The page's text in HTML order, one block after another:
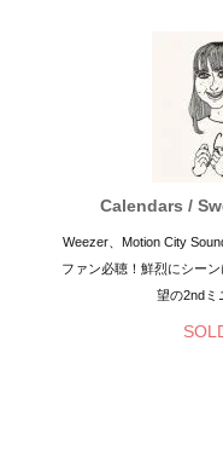
Calendars /
Weezer、Motion City
ファン必聴！鮮烈にシー
望の2ndミ